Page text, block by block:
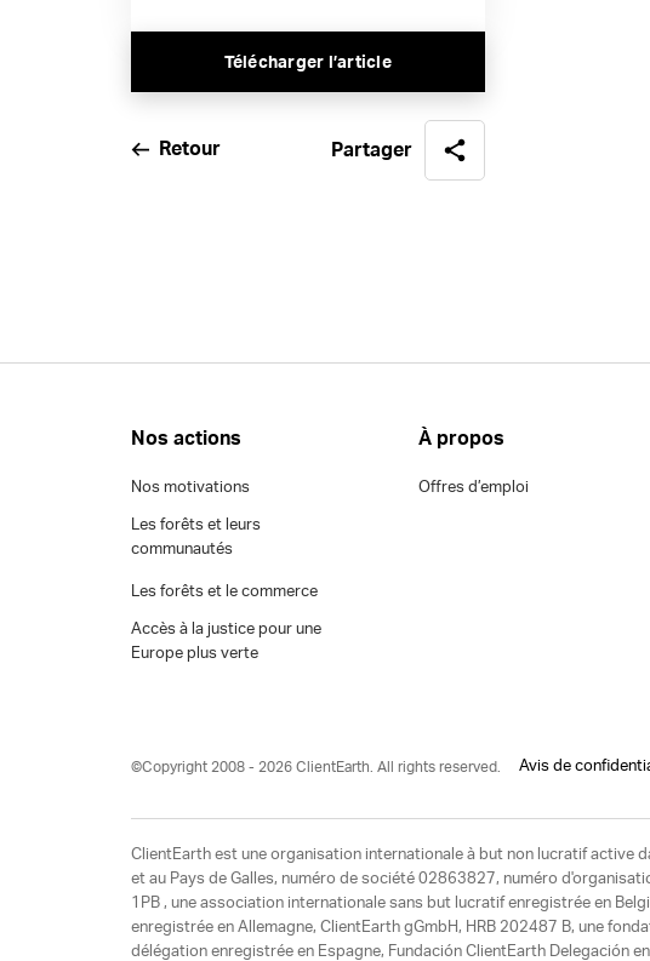
Télécharger l’article
Retour Partager
Nos actions
Nos motivations
Les forêts et leurs
communautés
Les forêts et le commerce
Accès à la justice pour une
Europe plus verte
À propos
Offres d’emploi
©Copyright 2008 - 2026 ClientEarth. All rights reserved. Avis de
ClientEarth est une organisation internationale à but non lucratif active
et au Pays de Galles, numéro de société 02863827, numéro
1PB , une association internationale sans but lucratif enregistrée en
enregistrée en Allemagne, ClientEarth gGmbH, HRB 202487 B, une
délégation enregistrée en Espagne, Fundación ClientEarth Delegación